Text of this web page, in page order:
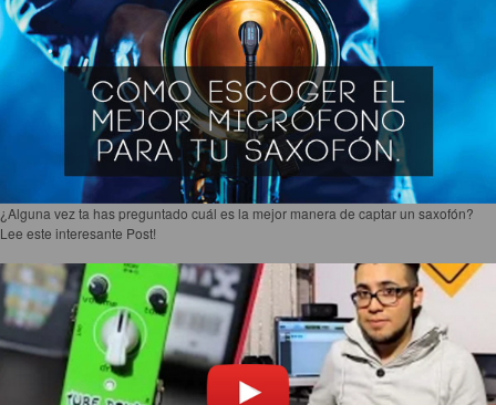
¿Alguna vez ta has preguntado cuál es la mejor manera de captar un saxofón?
Lee este interesante Post!